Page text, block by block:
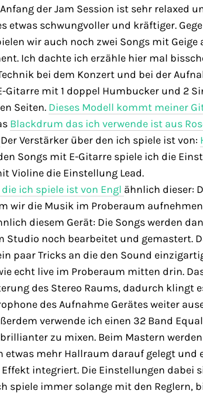
der Jam Session ist sehr relaxed
etwas schwungvoller und kräftiger.
wir auch noch zwei Songs mit Geige
Ich dachte ich erzähle hier mal
bei dem Konzert und bei der
Gitarre mit 1 doppel Humbucker und 2
Seiten. Dieses Modell kommt meiner
Blackdrum das ich verwende ist aus
Der Verstärker über den ich spiele ist von:
Songs mit E-Gitarre spiele ich die
Violine die Einstellung Lead.
die ich spiele ist von Engl ähnlich dieser:
wir die Musik im Proberaum
diesem Gerät: Die Songs werden
Studio noch bearbeitet und gemastert.
paar Tricks an die den Sound
echt live im Proberaum mitten drin.
des Stereo Raums, dadurch klingt
des Aufnahme Gerätes weiter
verwende ich einen 32 Band
zu mixen. Beim Mastern werden
etwas mehr Hallraum darauf gelegt und
integriert. Die Einstellungen dabei
spiele immer solange mit den Reglern,